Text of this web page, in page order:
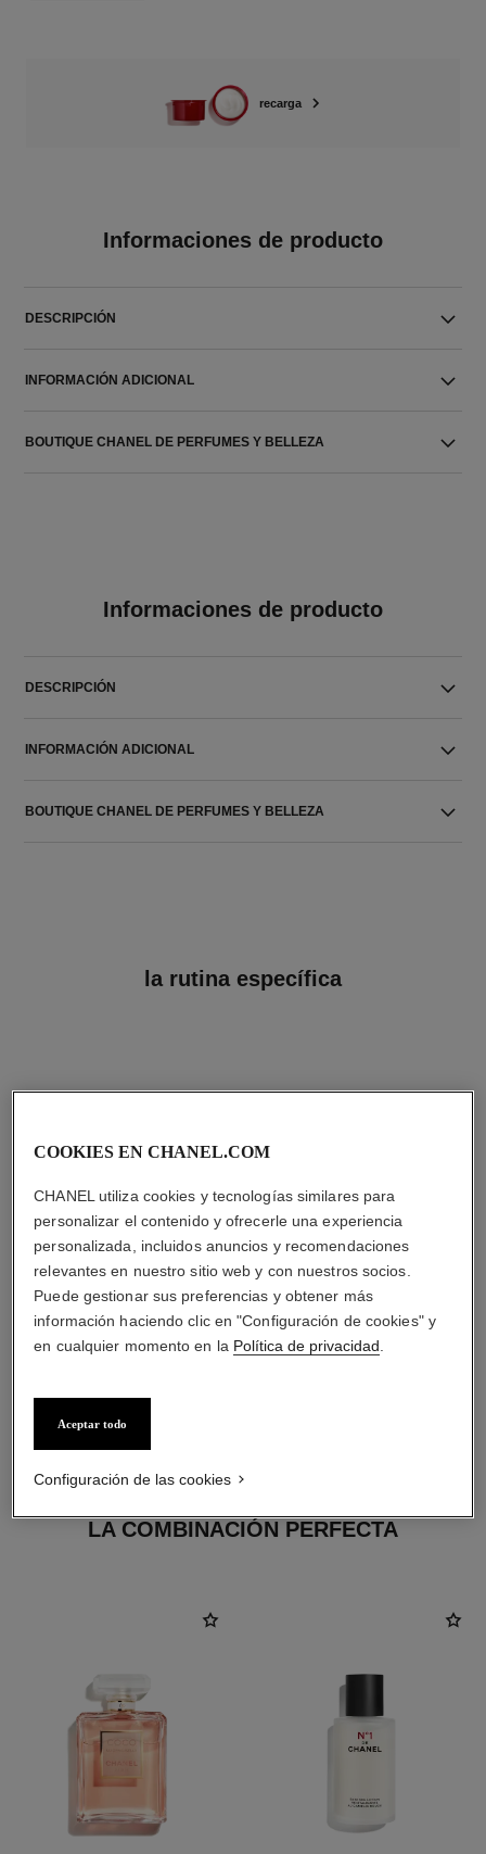
recarga
Informaciones de producto
DESCRIPCIÓN
INFORMACIÓN ADICIONAL
BOUTIQUE CHANEL DE PERFUMES Y BELLEZA
Informaciones de producto
DESCRIPCIÓN
INFORMACIÓN ADICIONAL
BOUTIQUE CHANEL DE PERFUMES Y BELLEZA
la rutina específica
04
CUIDAR
Con cremas de día y
de noche,
protectores solares y
brumas antipolución
LA COMBINACIÓN PERFECTA
COOKIES EN CHANEL.COM
CHANEL utiliza cookies y tecnologías similares para
personalizar el contenido y ofrecerle una experiencia
personalizada, incluidos anuncios y recomendaciones
relevantes en nuestro sitio web y con nuestros socios.
Puede gestionar sus preferencias y obtener más
información haciendo clic en "Configuración de cookies" y
en cualquier momento en la Política de privacidad
Aceptar todo
Configuración de las cookies